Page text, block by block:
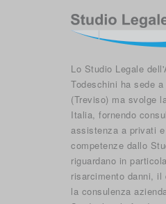
Lo Studio Legale
Todeschini ha sede
(Treviso) ma svolge
Italia, fornendo
assistenza a privati
competenze dallo
riguardano in
risarcimento danni,
la consulenza